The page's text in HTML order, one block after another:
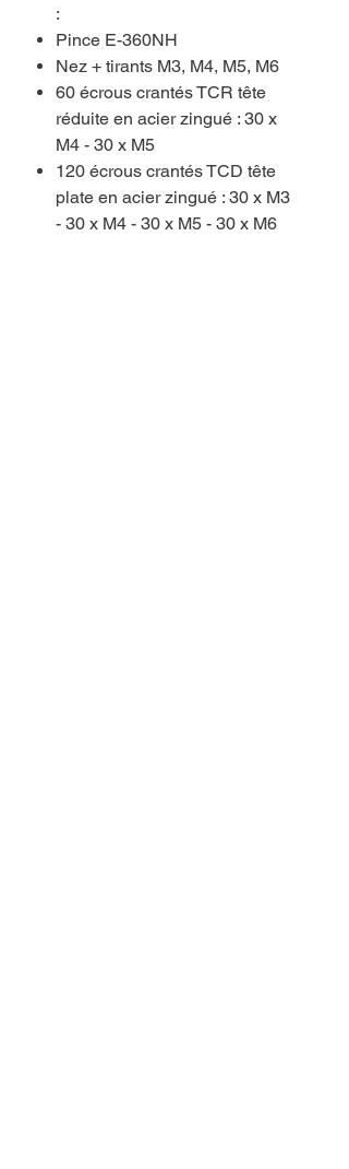
:
Pince E-360NH
Nez + tirants M3, M4, M5, M6
60 écrous crantés TCR tête
réduite en acier zingué : 30 x
M4 - 30 x M5
120 écrous crantés TCD tête
plate en acier zingué : 30 x M3
- 30 x M4 - 30 x M5 - 30 x M6